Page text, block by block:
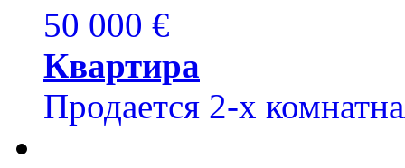
50 000 €
Квартира
Продается 2-х